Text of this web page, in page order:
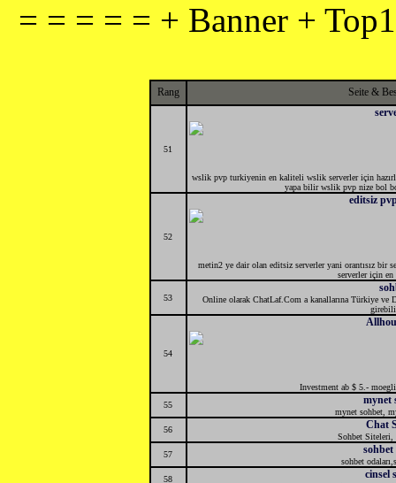
= = = = = + Banner +
Rang Seite &
51
wslik pvp turkiyenin en kaliteli wslik serverler için
yapa bilir wslik pvp nize bol
52
editsiz
metin2 ye dair olan editsiz serverler yani orantısız bir
serverler için
53
Online olarak ChatLaf.Com a kanallarına Türkiye ve
54
Investment ab $ 5.-
55
mynet
mynet sohbet,
56
Chat
Sohbet Siteleri,
57
sohbet
sohbet
58
cinsel